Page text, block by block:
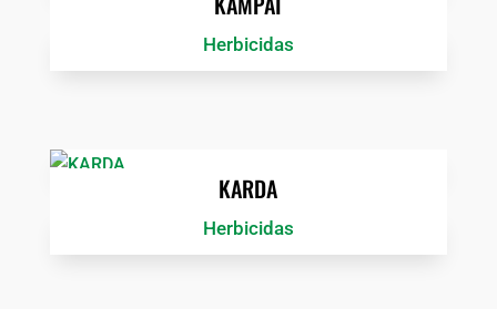
Herbicidas
KARDA
Herbicidas